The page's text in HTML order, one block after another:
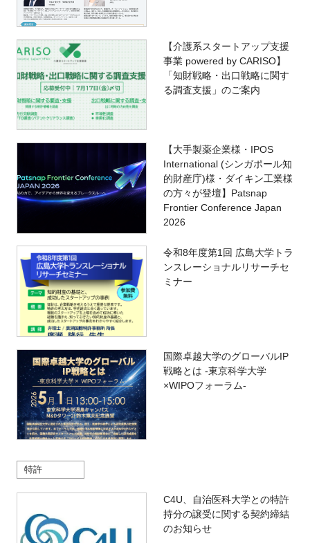
【介護系スタートアップ支援
事業 powered by CARISO】
「知財戦略・出口戦略に関す
る調査支援」のご案内
【大手製薬企業様・IPOS
International (シンガポール知
的財産庁)様・ダイキン工業様
の方々が登壇】Patsnap
Frontier Conference Japan
2026
令和8年度第1回 広島大学トラ
ンスレーショナルリサーチセ
ミナー
国際卓越大学のグローバルIP
戦略とは -東京科学大学
×WIPOフォーラム-
特許
C4U、自治医科大学との特許
持分の譲受に関する契約締結
のお知らせ